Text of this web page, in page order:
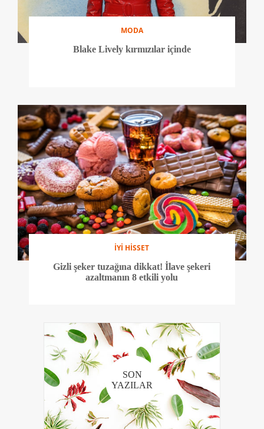
MODA
Blake Lively kırmızılar içinde
İYİ HİSSET
Gizli şeker tuzağına dikkat! İlave şekeri
azaltmanın 8 etkili yolu
SON
YAZILAR